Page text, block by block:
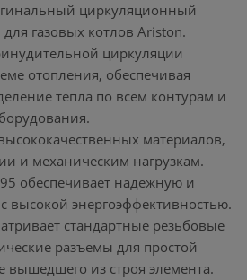
циркуляционный
для газовых котлов Ariston.
циркуляции
отопления, обеспечивая
тепла по всем контурам и
материалов,
и механическим нагрузкам.
обеспечивает надежную и
высокой энергоэффективностью.
стандартные резьбовые
разъемы для простой
вышедшего из строя элемента.